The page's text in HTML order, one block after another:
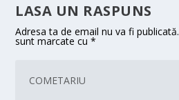
LASA UN RASPUNS
Adresa ta de email nu va fi publicată.
sunt marcate cu*